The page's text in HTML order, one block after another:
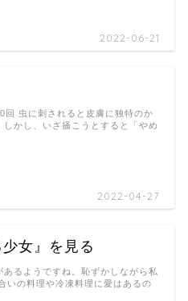
2022-06-21
2022-04-27
回 虫に刺されると皮膚に独特のか
かし、いざ掻こうとすると「やめ
女』を見る
るようですね。恥ずかしながら私
いの料理や冷凍料理に愛はあるの